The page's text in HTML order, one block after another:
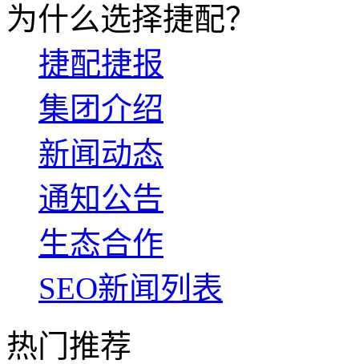
为什么选择捷配？
捷配捷报
集团介绍
新闻动态
通知公告
生态合作
SEO新闻列表
热门推荐